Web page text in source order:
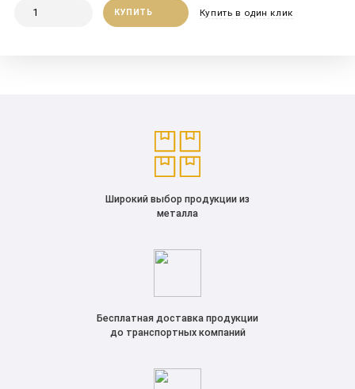
КУПИТЬ Купить в один клик
Широкий выбор продукции из
металла
Бесплатная доставка продукции
до транспортных компаний